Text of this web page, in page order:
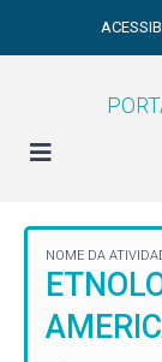
NOME DA